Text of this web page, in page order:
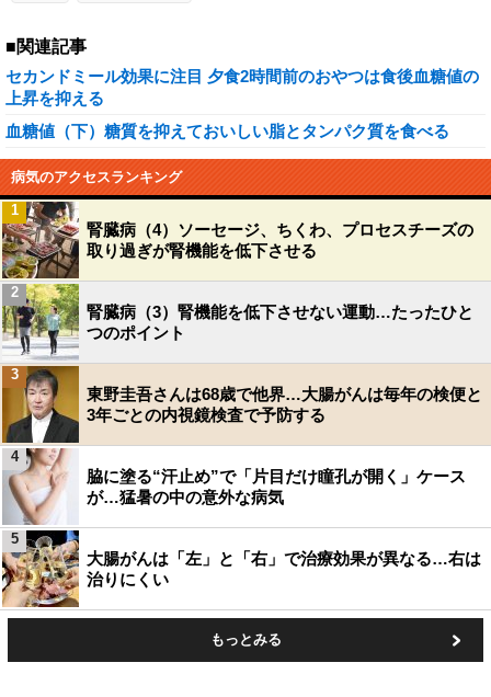
■関連記事
セカンドミール効果に注目 夕食2時間前のおやつは食後血糖値の
上昇を抑える
血糖値（下）糖質を抑えておいしい脂とタンパク質を食べる
病気のアクセスランキング
腎臓病（4）ソーセージ、ちくわ、プロセスチーズの
取り過ぎが腎機能を低下させる
1
腎臓病（3）腎機能を低下させない運動…たったひと
つのポイント
2
東野圭吾さんは68歳で他界…大腸がんは毎年の検便と
3年ごとの内視鏡検査で予防する
3
脇に塗る“汗止め”で「片目だけ瞳孔が開く」ケース
が…猛暑の中の意外な病気
4
大腸がんは「左」と「右」で治療効果が異なる…右は
治りにくい
5
もっとみる